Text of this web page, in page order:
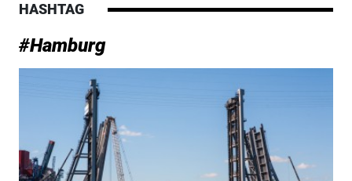
HASHTAG
#Hamburg